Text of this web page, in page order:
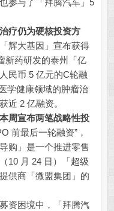
参与了「拜腾汽车」5
疗仍为硬核投资方
辉大基因」宣布获得
新药研发的泰州「亿
民币 5 亿元的C轮融
学健康领域的肿瘤治
近 2 亿融资。
周宣布两笔战略性投
前最后一轮融资”，
购」是一个推进零售
10 月 24 日）「超级
供商「微盟集团」的
资困境中，「拜腾汽